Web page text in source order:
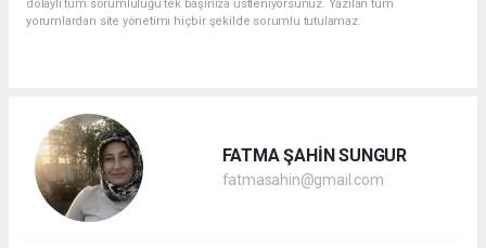
dolaylı tüm sorumluluğu tek başınıza üstleniyorsunuz. Yazılan tüm
yorumlardan site yönetimi hiçbir şekilde sorumlu tutulamaz.
FATMA ŞAHİN SUNGUR
fatmasahin@gmail.com